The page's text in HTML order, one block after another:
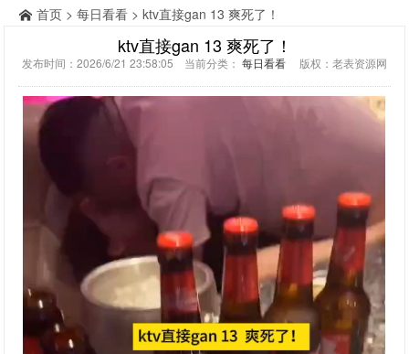
首页 > 每日看看 > ktv直接gan 13 爽死了！
ktv直接gan 13 爽死了！
发布时间：2026/6/21 23:58:05 当前分类： 每日看看 版权：老表资源网